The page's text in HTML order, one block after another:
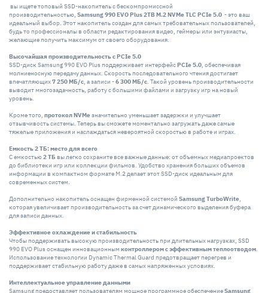
вы ищете топовый SSD-накопитель с бескомпромиссной
производительностью, Samsung 990 EVO Plus 2TB M.2 NVMe TLC PCIe 5.0 - это ваш
идеальный выбор. Этот накопитель создан для самых требовательных пользователей,
будь то профессионалы в области редактирования видео, геймеры или энтузиасты,
желающие получить максимум от своего оборудования.
Высочайшая производительность с PCIe 5.0
SSD-диск Samsung 990 EVO Plus поддерживает интерфейсPCIe 5.0, обеспечивая
молниеносную передачу данных. Скорость последовательного чтения достигает
впечатляющих7 250 МБ/с, а записи -6 300 МБ/с. Такой уровень производительности
выводит многозадачность, работу с большими файлами и загрузку игр на новый
уровень.
Кроме того, протокол NVMeзначительно уменьшает задержки и улучшает
отзывчивость системы. Теперь вы сможете моментально загружать даже самые
тяжелые приложения и наслаждаться невероятной скоростью в работе и играх.
Емкость 2 ТБ: место для всего
С емкостью2 ТБ вы легко сохраните все важные данные: от объемных медиапроектов
до библиотеки игр или коллекции фильмов. Удобство хранения больших объемов
информации в компактном формате M.2 делает этот SSD-диск идеальным для
современных систем.
Дополнительно накопитель оснащен фирменной системой Samsung TurboWrite,
которая увеличивает производительность за счет динамического выделения буфера
для записи данных.
Эффективное охлаждение и стабильность
Чтобы поддерживать высокую производительность при длительных нагрузках, SSD
990 EVO Plus оснащен инновационным контроллером с эффективным теплоотводом.
Использование технологии Dynamic Thermal Guard предотвращает перегрев и
поддерживает стабильную работу даже в самых напряженных условиях.
Интеллектуальное управление данными
Samsung предоставляет пользователям мощное программное обеспечениеSamsung